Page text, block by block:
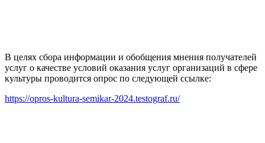
В целях сбора информации и обобщения мнения получателей
услуг о качестве условий оказания услуг организаций в сфере
культуры проводится опрос по следующей ссылке:
https://opros-kultura-semikar-2024.testograf.ru/